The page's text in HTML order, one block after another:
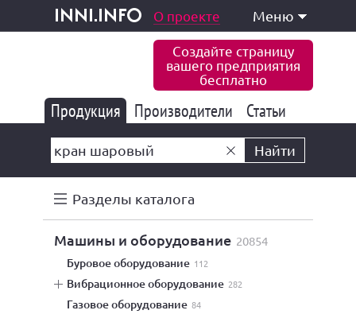
inni.info
и услуги О проекте Меню
Создайте страницу
вашего предприятия
бесплатно
Продукция 177 847
Производители 6 777
Статьи
Найти
Разделы каталога
машины и оборудование 20854
буровое оборудование 112
вибрационное оборудование 282
газовое оборудование 84